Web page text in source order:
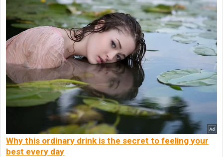
Why this ordinary drink is the secret to feeling your
best every day